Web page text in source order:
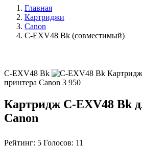
Главная
Картриджи
Canon
C-EXV48 Bk (совместимый)
C-EXV48 Bk
принтера Canon 3 950
Картридж C-EXV48 Bk
Canon
Рейтинг: 5 Голосов: 11